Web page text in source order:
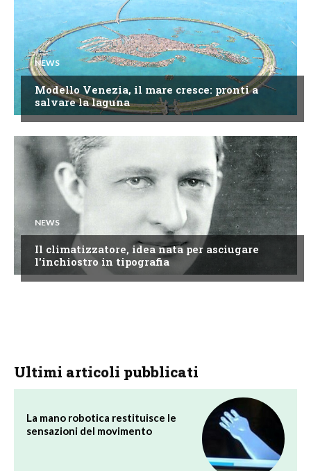
NEWS
Modello Venezia, il mare cresce: pronti a
salvare la laguna
NEWS
Il climatizzatore, idea nata per asciugare
l'inchiostro in tipografia
Ultimi articoli pubblicati
La mano robotica restituisce le
sensazioni del movimento